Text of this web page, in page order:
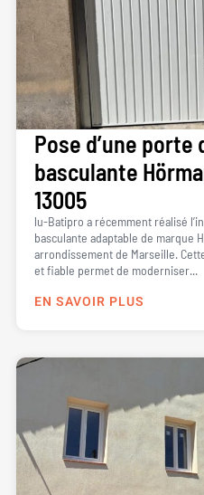
Pose d’une porte
basculante
13005
lu-Batipro a récemment réalisé
basculante adaptable de marque
arrondissement de Marseille.
et fiable permet de moderniser...
EN SAVOIR PLUS